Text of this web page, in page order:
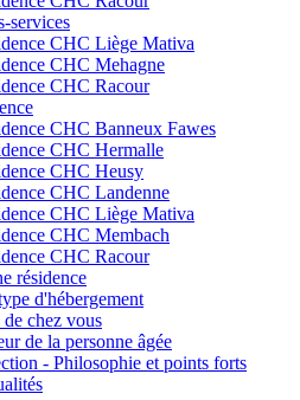
services
CHC Liège Mativa
CHC Mehagne
CHC Racour
CHC Banneux Fawes
CHC Hermalle
CHC Heusy
CHC Landenne
CHC Liège Mativa
CHC Membach
CHC Racour
résidence
d'hébergement
de chez vous
de la personne âgée
- Philosophie et points forts